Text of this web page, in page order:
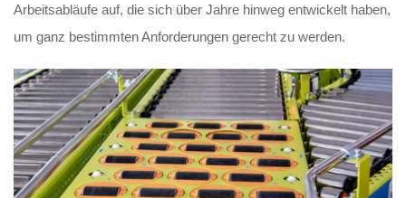
Arbeitsabläufe auf, die sich über Jahre hinweg entwickelt haben,
um ganz bestimmten Anforderungen gerecht zu werden.